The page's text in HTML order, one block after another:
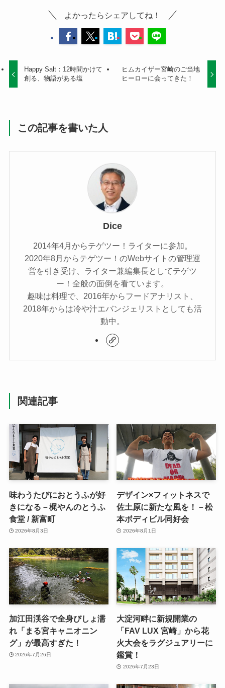
よかったらシェアしてね！
Happy Salt：12時間かけて
創る、物語がある塩
ヒムカイザー宮崎のご当地
ヒーローに会ってきた！
この記事を書いた人
Dice
2014年4月からテゲツー！ライターに参加。
2020年8月からテゲツー！のWebサイトの管理運
営を引き受け、ライター兼編集長としてテゲツ
ー！全般の面倒を看ています。
趣味は料理で、2016年からフードアナリスト、
2018年からは冷や汁エバンジェリストとしても活
動中。
関連記事
味わうたびにおとうふが好
きになる－梶やんのとうふ
食堂 / 新富町
2026年8月3日
デザイン×フィットネスで
佐土原に新たな風を！－松
本ボディビル同好会
2026年8月1日
加江田渓谷で全身びしょ濡
れ「まる宮キャニオニン
グ」が最高すぎた！
2026年7月26日
大淀河畔に新規開業の
「FAV LUX 宮崎」から花
火大会をラグジュアリーに
鑑賞！
2026年7月23日